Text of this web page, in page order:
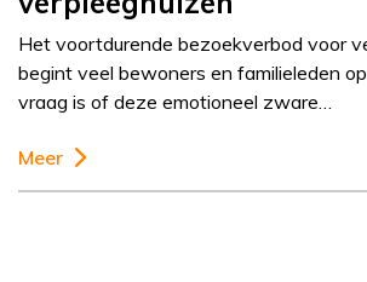
Het voortdurende bezoekverbod voor
begint veel bewoners en familieleden
vraag is of deze emotioneel zware…
Meer